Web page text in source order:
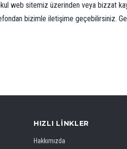
web sitemiz üzerinden veya bizzat
bizimle iletişime geçebilirsiniz.
HIZLI LINKLER
Hakkımızda